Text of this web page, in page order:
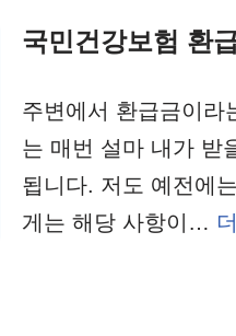
국민건강보험 환
주변에서 환급금이라
는 매번 설마 내가 받
됩니다. 저도 예전에
게는 해당 사항이…